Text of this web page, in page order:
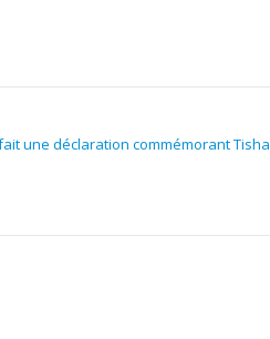
une déclaration commémorant Tisha